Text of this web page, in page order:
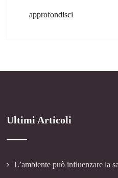
approfondisci
Ultimi Articoli
L’ambiente può influenzare la